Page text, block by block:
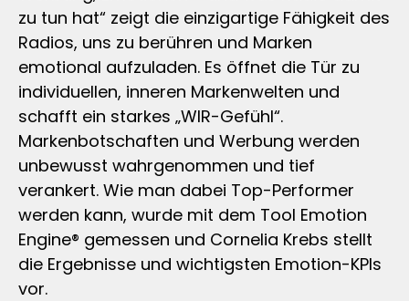
zu tun hat“ zeigt die einzigartige Fähigkeit des
Radios, uns zu berühren und Marken
emotional aufzuladen. Es öffnet die Tür zu
individuellen, inneren Markenwelten und
schafft ein starkes „WIR-Gefühl“.
Markenbotschaften und Werbung werden
unbewusst wahrgenommen und tief
verankert. Wie man dabei Top-Performer
werden kann, wurde mit dem Tool Emotion
Engine® gemessen und Cornelia Krebs stellt
die Ergebnisse und wichtigsten Emotion-KPIs
vor.